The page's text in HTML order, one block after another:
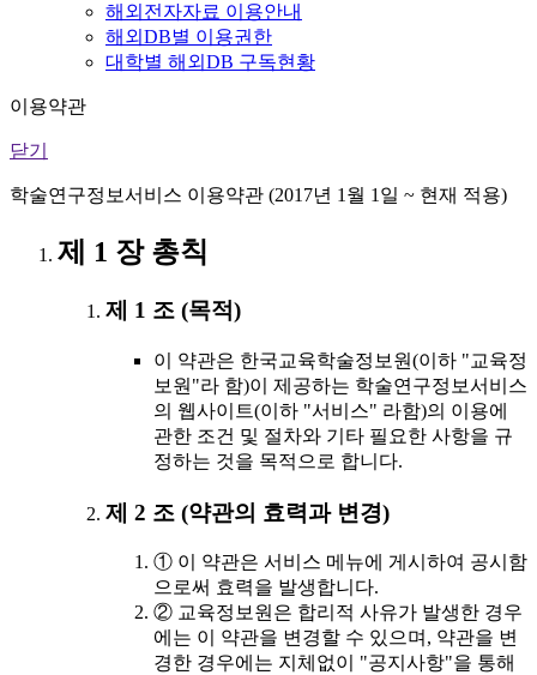
해외전자자료 이용안내
해외DB별 이용권한
대학별 해외DB 구독현황
이용약관
닫기
학술연구정보서비스 이용약관 (2017년 1월 1일 ~ 현재 적용)
제 1 장 총칙
제 1 조 (목적)
이 약관은 한국교육학술정보원(이하 "교육정
보원"라 함)이 제공하는 학술연구정보서비스
의 웹사이트(이하 "서비스" 라함)의 이용에
관한 조건 및 절차와 기타 필요한 사항을 규
정하는 것을 목적으로 합니다.
제 2 조 (약관의 효력과 변경)
① 이 약관은 서비스 메뉴에 게시하여 공시함
으로써 효력을 발생합니다.
② 교육정보원은 합리적 사유가 발생한 경우
에는 이 약관을 변경할 수 있으며, 약관을 변
경한 경우에는 지체없이 "공지사항"을 통해